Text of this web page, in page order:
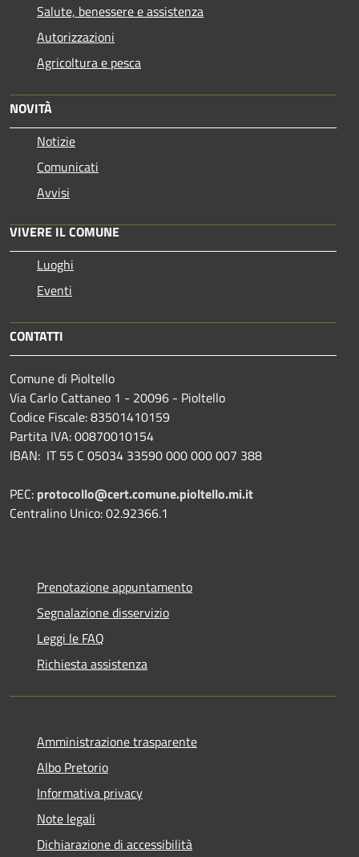
Salute, benessere e assistenza
Autorizzazioni
Agricoltura e pesca
NOVITÀ
Notizie
Comunicati
Avvisi
VIVERE IL COMUNE
Luoghi
Eventi
CONTATTI
Comune di Pioltello
Via Carlo Cattaneo 1 - 20096 - Pioltello
Codice Fiscale: 83501410159
Partita IVA: 00870010154
IBAN: IT 55 C 05034 33590 000 000 007 388
PEC: protocollo@cert.comune.pioltello.mi.it
Centralino Unico: 02.92366.1
Prenotazione appuntamento
Segnalazione disservizio
Leggi le FAQ
Richiesta assistenza
Amministrazione trasparente
Albo Pretorio
Informativa privacy
Note legali
Dichiarazione di accessibilità